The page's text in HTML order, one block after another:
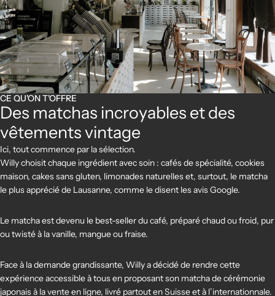
CE QU'ON T'OFFRE
Des matchas incroyables et des
vêtements vintage
Ici, tout commence par la sélection.
Willy choisit chaque ingrédient avec soin : cafés de spécialité, cookies
maison, cakes sans gluten, limonades naturelles et, surtout, le matcha
le plus apprécié de Lausanne, comme le disent les avis Google.
Le matcha est devenu le best-seller du café, préparé chaud ou froid, pur
ou twisté à la vanille, mangue ou fraise.
Face à la demande grandissante, Willy a décidé de rendre cette
expérience accessible à tous en proposant son matcha de cérémonie
japonais à la vente en ligne, livré partout en Suisse et à l’internationnale.